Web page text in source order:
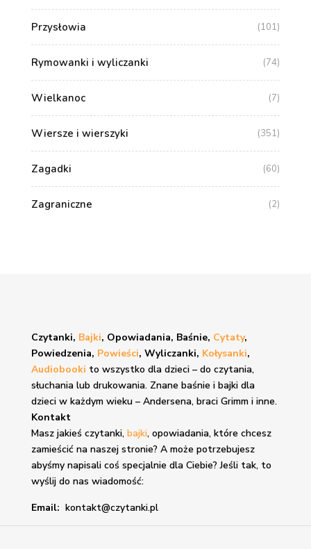
Przysłowia (101)
Rymowanki i wyliczanki (74)
Wielkanoc (7)
Wiersze i wierszyki (351)
Zagadki (60)
Zagraniczne (2)
Czytanki, Bajki, Opowiadania, Baśnie, Cytaty,
Powiedzenia, Powieści, Wyliczanki, Kołysanki,
Audiobooki to wszystko dla dzieci – do czytania,
słuchania lub drukowania. Znane baśnie i bajkidla
dzieci w każdym wieku – Andersena, braci Grimm i inne.
Kontakt
Masz jakieś czytanki, bajki, opowiadania, które chcesz
zamieścić na naszej stronie? A może potrzebujesz
abyśmy napisali coś specjalnie dla Ciebie? Jeśli tak, to
wyślij do nas wiadomość:
Email: kontakt@czytanki.pl